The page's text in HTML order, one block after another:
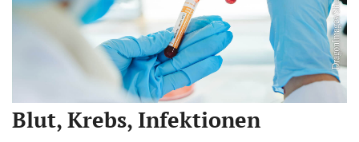
Blut, Krebs, Infektionen